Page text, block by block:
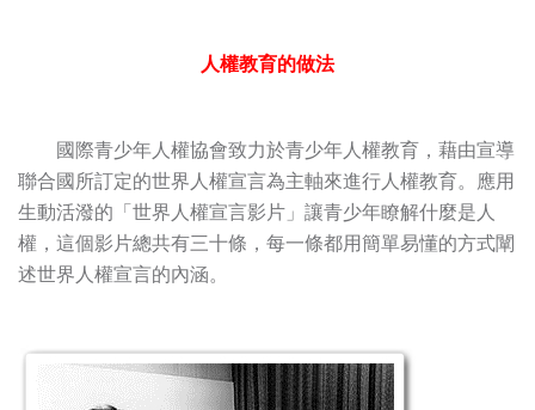
人權教育的做法
國際青少年人權協會致力於青少年人權教育，藉由宣導
聯合國所訂定的世界人權宣言為主軸來進行人權教育。應用
生動活潑的「世界人權宣言影片」讓青少年瞭解什麼是人
權，這個影片總共有三十條，每一條都用簡單易懂的方式闡
述世界人權宣言的內涵。